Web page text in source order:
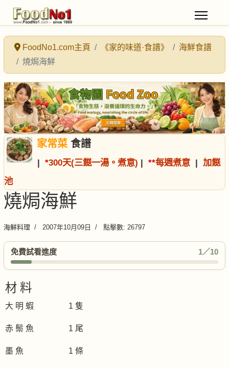
FoodNo1.com主頁 《家的味道·食譜》
海鮮食譜
燒焗海鮮
家常菜食譜
| *300天(三餸一湯。煮意) | **每週煮意 | 加餸
池
燒焗海鮮
海鮮料理 2007年10月09日 點擊數: 26797
免費試看進度 1／10
材 料
大 明 蝦 1 隻
赤 鬃 魚 1 尾
墨 魚 1 條